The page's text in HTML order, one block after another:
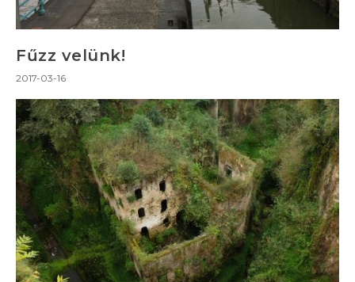
Fűzz velünk!
2017-03-16